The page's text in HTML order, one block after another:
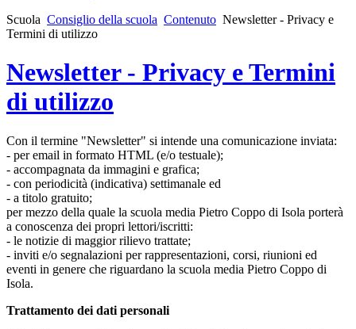
Scuola Consiglio della scuola Contenuto Newsletter - Privacy e
Termini di utilizzo
Newsletter - Privacy e Termini
di utilizzo
Con il termine "Newsletter" si intende una comunicazione inviata:
- per email in formato HTML (e/o testuale);
- accompagnata da immagini e grafica;
- con periodicità (indicativa) settimanale ed
- a titolo gratuito;
per mezzo della quale la scuola media Pietro Coppo di Isola porterà
a conoscenza dei propri lettori/iscritti:
- le notizie di maggior rilievo trattate;
- inviti e/o segnalazioni per rappresentazioni, corsi, riunioni ed
eventi in genere che riguardano la scuola media Pietro Coppo di
Isola.
Trattamento dei dati personali